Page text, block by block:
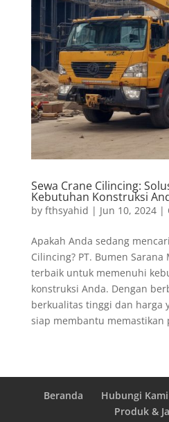
Sewa Crane Cilincing:
Kebutuhan Konstruksi
by fthsyahid | Jun 10, 2024|
Apakah Anda sedang
Cilincing? PT. Bumen
terbaik untuk memenuhi
konstruksi Anda. Dengan
berkualitas tinggi dan harga
siap membantu memastikan
Beranda Hubungi Kami
Produk &